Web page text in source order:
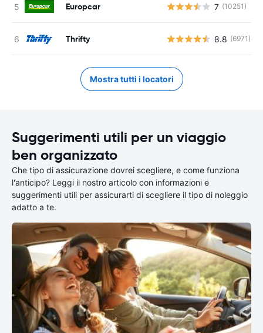
Europcar 7 (10251)
Thrifty 8.8 (6971)
Mostra tutti i locatori
Suggerimenti utili per un viaggio
ben organizzato
Che tipo di assicurazione dovrei scegliere, e come funziona
l'anticipo? Leggi il nostro articolo con informazioni e
suggerimenti utili per assicurarti di scegliere il tipo di noleggio
adatto a te.